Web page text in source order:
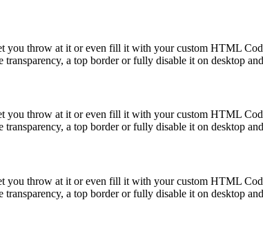
you throw at it or even fill it with your custom HTML
a top border or fully disable it on desktop
you throw at it or even fill it with your custom HTML
a top border or fully disable it on desktop
you throw at it or even fill it with your custom HTML
a top border or fully disable it on desktop